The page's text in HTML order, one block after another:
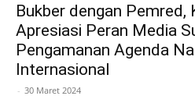
Bukber dengan Pemred,
Apresiasi Peran Media
Pengamanan Agenda
Internasional
- 30 Maret 2024